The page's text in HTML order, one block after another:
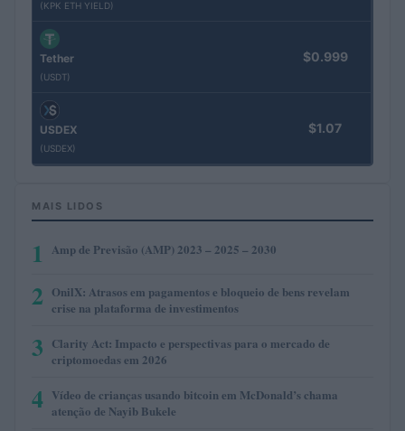
(KPK ETH YIELD)
Tether
(USDT)
$0.999
USDEX
(USDEX)
$1.07
MAIS LIDOS
1 Amp de Previsão (AMP) 2023 – 2025 – 2030
2 OnilX: Atrasos em pagamentos e bloqueio de bens revelam
crise na plataforma de investimentos
3 Clarity Act: Impacto e perspectivas para o mercado de
criptomoedas em 2026
4 Vídeo de crianças usando bitcoin em McDonald’s chama
atenção de Nayib Bukele